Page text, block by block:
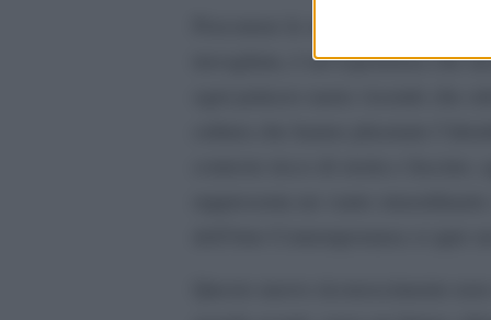
Percorrere le strade italiane,
travagliata, è un’esperienza che